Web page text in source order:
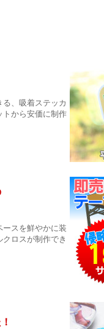
、吸着ステッカ
トから安価に制作
ースを鮮やかに装
ロスが制作でき